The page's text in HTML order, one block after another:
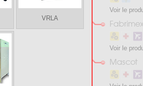
VRLA
Voir le
Fabrimex
Voir le
Mascot